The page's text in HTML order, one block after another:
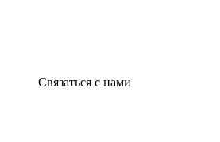
Связаться с нами